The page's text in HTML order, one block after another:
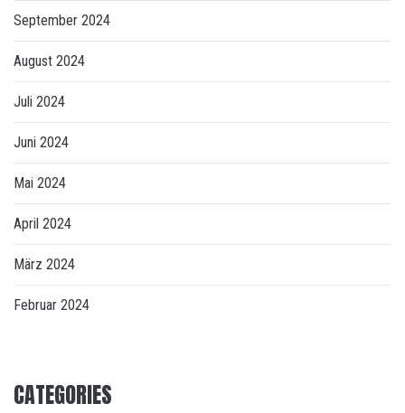
September 2024
August 2024
Juli 2024
Juni 2024
Mai 2024
April 2024
März 2024
Februar 2024
CATEGORIES